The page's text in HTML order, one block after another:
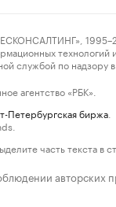
службой по
агентство «РБК».
Петербургская биржа
часть текста в
авторских